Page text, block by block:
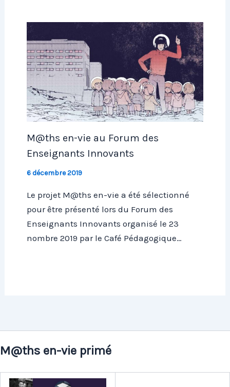
M@ths en-vie au Forum des
Enseignants Innovants
6 décembre 2019
Le projet M@ths en-vie a été sélectionné
pour être présenté lors du Forum des
Enseignants Innovants organisé le 23
nombre 2019 par le Café Pédagogique…
M@ths en-vie primé